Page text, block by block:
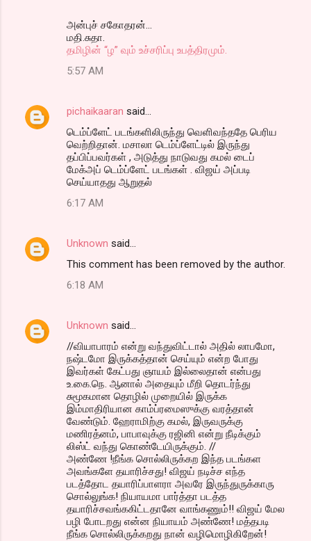
அன்புச் சகோதரன்...
மதி.சுதா.
தமிழின் “ழ” வும் உச்சரிப்பு உபத்திரமும்.
5:57 AM
pichaikaaran said…
டெம்ப்ளேட் படங்களிலிருந்து வெளிவந்ததே பெரிய
வெற்றிதான். மசாலா டெம்ப்ளேட்டில் இருந்து
தப்பிப்பவர்கள் , அடுத்து நாடுவது கமல் டைப்
மேக்அப் டெம்ப்ளேட் படங்கள் . விஜய் அப்படி
செய்யாதது ஆறுதல்
6:17 AM
Unknown said…
This comment has been removed by the author.
6:18 AM
Unknown said…
//வியாபாரம் என்று வந்துவிட்டால் அதில் லாபமோ,
நஷ்டமோ இருக்கத்தான் செய்யும் என்ற போது
இவர்கள் கேட்பது ஞாயம் இல்லைதான் என்பது
உ.கை.நெ. ஆனால் அதையும் மீறி தொடர்ந்து
சுமூகமான தொழில் முறையில் இருக்க
இம்மாதிரியான காம்ப்ரமைஸுக்கு வரத்தான்
வேண்டும். ஹேராமிற்கு கமல், இருவருக்கு
மணிரத்னம், பாபாவுக்கு ரஜினி என்று நீடிக்கும்
லிஸ்ட் வந்து கொண்டேயிருக்கும். //
அண்ணே !நீங்க சொல்லிருக்கற இந்த படங்கள
அவங்களே தயாரிச்சது! விஜய் நடிச்ச எந்த
படத்தோட தயாரிப்பாளரா அவரே இருந்துருக்காரு
சொல்லுங்க! நியாயமா பார்த்தா படத்த
தயாரிச்சவங்ககிட்டதானே வாங்கணும்!! விஜய் மேல
பழி போடறது என்ன நியாயம் அண்ணே! மத்தபடி
நீங்க சொல்லிருக்கறது நான் வழிமொழிகிறேன்!